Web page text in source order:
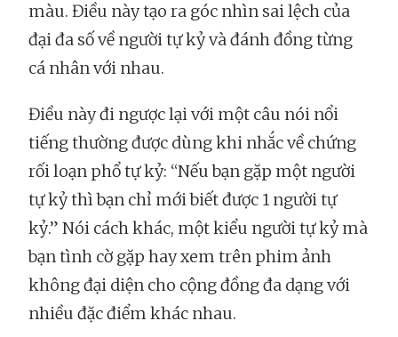
màu. Điều này tạo ra góc nhìn sai lệch của
đại đa số về người tự kỷ và đánh đồng từng
cá nhân với nhau.
Điều này đi ngược lại với một câu nói nổi
tiếng thường được dùng khi nhắc về chứng
rối loạn phổ tự kỷ: “Nếu bạn gặp một người
tự kỷ thì bạn chỉ mới biết được 1 người tự
kỷ.” Nói cách khác, một kiểu người tự kỷ mà
bạn tình cờ gặp hay xem trên phim ảnh
không đại diện cho cộng đồng đa dạng với
nhiều đặc điểm khác nhau.